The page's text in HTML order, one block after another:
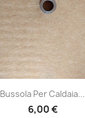
Bussola Per Caldaia...
6,00 €